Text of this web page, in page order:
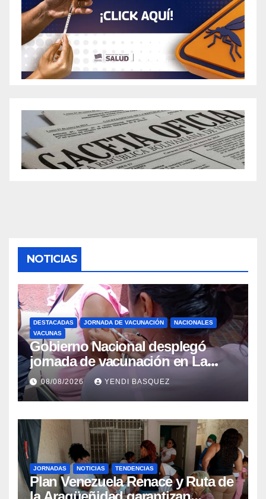
NOTICIAS
DESTACADAS JORNADA DE VACUNACIÓN
NACIONALES
VACUNAS
Gobierno Nacional desplegó
jornada de vacunación en La
Guaira para garantizar protección
epidemiológica
08/08/2026 YENDI BASQUEZ
JORNADAS NOTICIAS TENDENCIAS
Plan Venezuela Renace y Ruta de